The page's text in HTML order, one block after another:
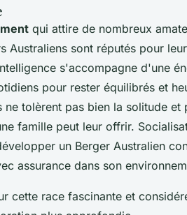
qui attire de nombreux
Australiens sont réputés pour
s'accompagne d'une
pour rester équilibrés et
tolèrent pas bien la solitude et
famille peut leur offrir.
un Berger Australien
assurance dans son
cette race fascinante et